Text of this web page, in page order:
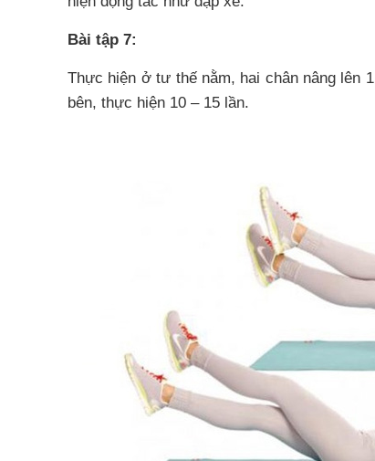
Bài tập 7:
Thực hiện ở tư thế nằm, hai chân nâng lên
bên, thực hiện 10 – 15 lần.